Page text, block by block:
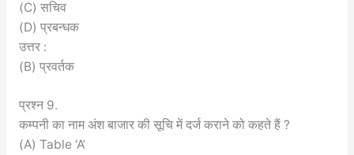
(C) सचिव
(D) प्रबन्धक
उत्तर :
(B) प्रवर्तक
प्रश्न 9.
कम्पनी का नाम अंश बाजार की सूचि में दर्ज कराने को कहते हैं ?
(A) Table ‘A’